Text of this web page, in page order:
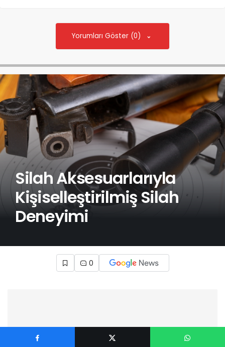
Yorumları Göster (0)
Silah Aksesuarlarıyla
Kişiselleştirilmiş Silah
Deneyimi
0